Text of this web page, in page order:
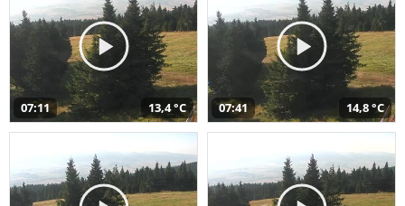
07:11 13,4 °C 07:41 14,8 °C